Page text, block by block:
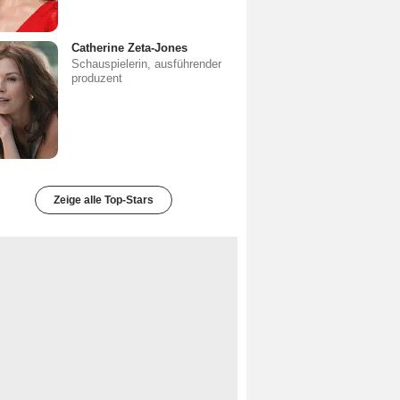
Catherine Zeta-Jones
Schauspielerin, ausführender
produzent
Zeige alle Top-Stars